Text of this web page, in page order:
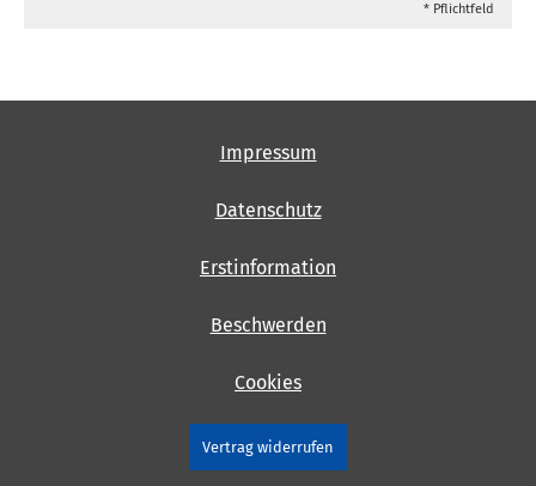
* Pflichtfeld
Impressum
Datenschutz
Erstinformation
Beschwerden
Cookies
Vertrag widerrufen